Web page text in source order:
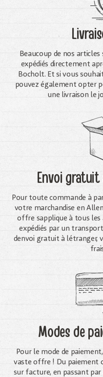
Beaucoup de nos
expédiés directement
Bocholt. Et si vous
pouvez également opter
une livraison le
Envoi gratuit
Pour toute commande à
votre marchandise en
offre sapplique à tous les
expédiés par un
denvoi gratuit à létranger,
Modes de
Pour le mode de
vaste offre ! Du paiement
sur facture, en passant